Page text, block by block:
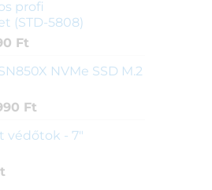
is:
48
profi
(STD-5808)
FtCurrent
is:
990 Ft.
NVMe SSD M.2
FtCurrent
is:
védőtok - 7"
Current